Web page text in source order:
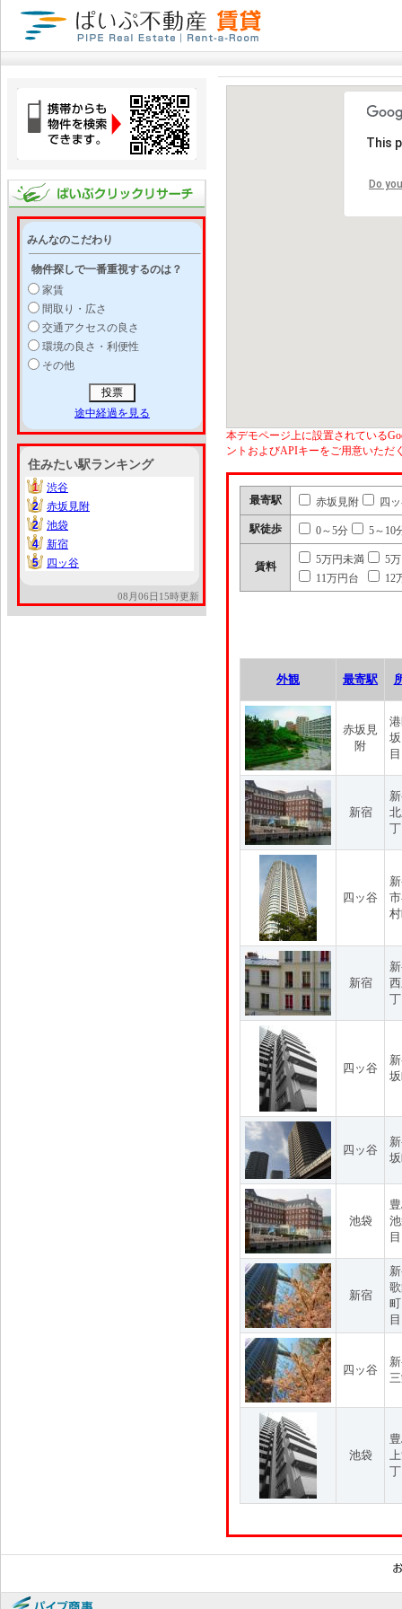
みんなのこだわり
物件探しで一番重視するのは？
家賃
間取り・広さ
交通アクセスの良さ
環境の良さ・利便性
その他
途中経過を見る
住みたい駅ランキング
1
1
渋谷
2
2
赤坂見附
2
2
池袋
4
4
新宿
5
5 四ッ谷
08月06日15時更新
This
Do
本デモページ上に設置されている
ントおよびAPIキーをご用意いただ
最寄駅 赤坂見附 四
駅徒歩 0～5分 5～10
賃料
5万円未満
5
11万円台
12
外観 最寄駅
赤坂見
附
目
新宿
四ッ谷
新宿
四ッ谷
四ッ谷
池袋
新宿
目
四ッ谷
池袋